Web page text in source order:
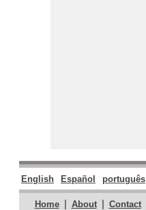
English Español português
Home | About | Contact